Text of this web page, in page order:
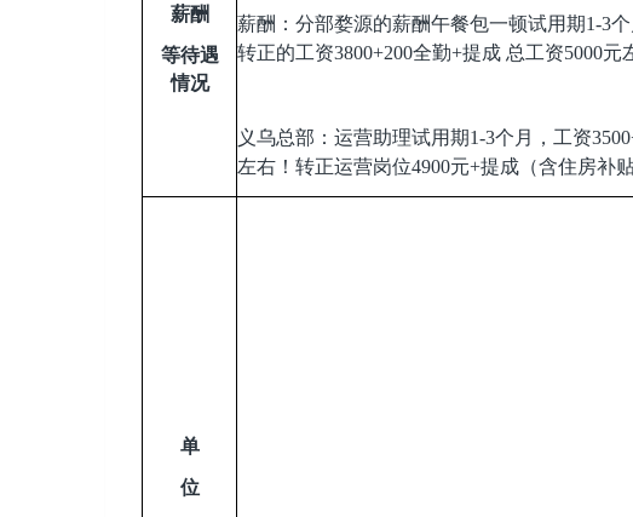
薪酬
等待遇
情况
薪酬：分部婺源的薪酬午餐包一顿试用期1-3个
转正的工资3800+200全勤+提成 总工资5000元
义乌总部：运营助理试用期1-3个月，工资
左右！转正运营岗位4900元+提成（含住房补
单
位